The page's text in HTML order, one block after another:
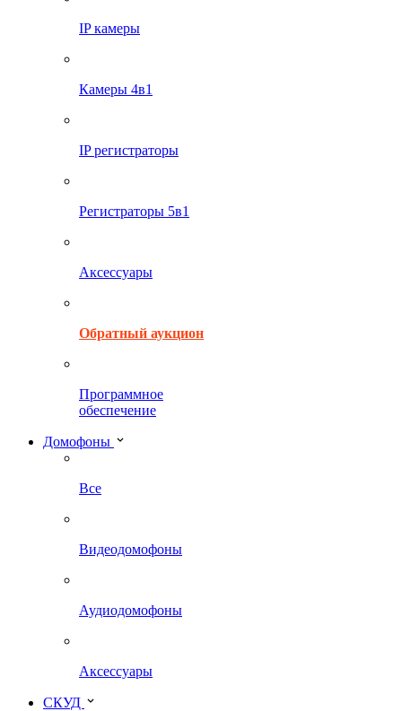
IP камеры
Камеры 4в1
IP регистраторы
Регистраторы 5в1
Аксессуары
Обратный аукцион
Программное
обеспечение
Домофоны
Все
Видеодомофоны
Аудиодомофоны
Аксессуары
СКУД